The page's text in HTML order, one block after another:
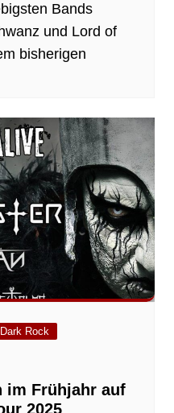
Bands
und Lord of
bisherigen
Dark Rock
im Frühjahr auf
2025